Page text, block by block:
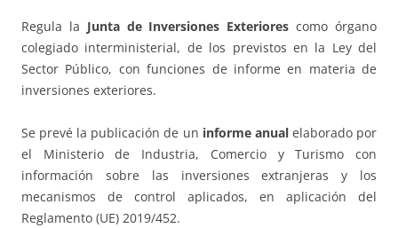
Regula la Junta de Inversiones Exteriores como órgano
colegiado interministerial, de los previstos en la Ley del
Sector Público, con funciones de informe en materia de
inversiones exteriores.
Se prevé la publicación de un informe anual elaborado por
el Ministerio de Industria, Comercio y Turismo con
información sobre las inversiones extranjeras y los
mecanismos de control aplicados, en aplicación del
Reglamento (UE) 2019/452.